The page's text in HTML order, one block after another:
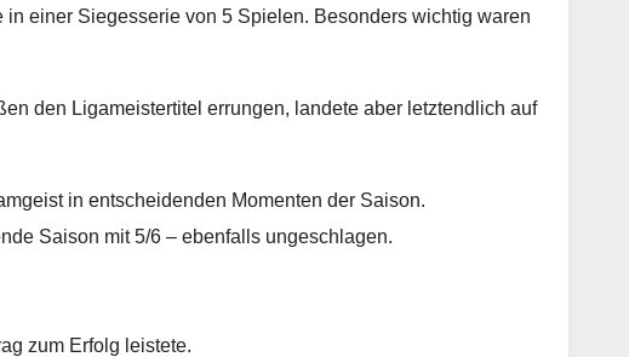
einer Siegesserie von 5 Spielen. Besonders wichtig waren
den Ligameistertitel errungen, landete aber letztendlich auf
in entscheidenden Momenten der Saison.
Saison mit 5/6 – ebenfalls ungeschlagen.
zum Erfolg leistete.